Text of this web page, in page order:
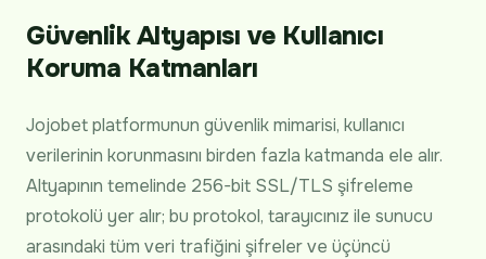
Güvenlik Altyapısı ve Kullanıcı
Koruma Katmanları
Jojobet platformunun güvenlik mimarisi, kullanıcı
verilerinin korunmasını birden fazla katmanda ele alır.
Altyapının temelinde 256-bit SSL/TLS şifreleme
protokolü yer alır; bu protokol, tarayıcınız ile sunucu
arasındaki tüm veri trafiğini şifreler ve üçüncü